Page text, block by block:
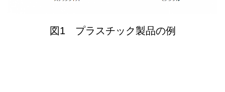
図1 プラスチック製品の例